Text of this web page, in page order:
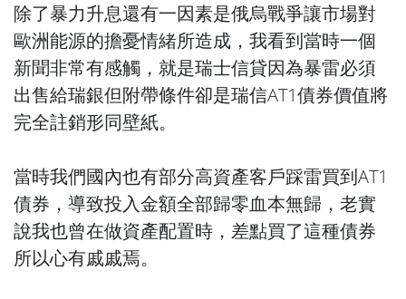
除了暴力升息還有一因素是俄烏戰爭讓市場對
歐洲能源的擔憂情緒所造成，我看到當時一個
新聞非常有感觸，就是瑞士信貸因為暴雷必須
出售給瑞銀但附帶條件卻是瑞信AT1債券價值將
完全註銷形同壁紙。
當時我們國內也有部分高資產客戶踩雷買到AT1
債券，導致投入金額全部歸零血本無歸，老實
說我也曾在做資產配置時，差點買了這種債券
所以心有戚戚焉。